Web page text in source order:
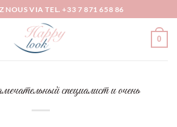
NOUS VIA TEL. +33 7 871 658 86
0
специалист и очень